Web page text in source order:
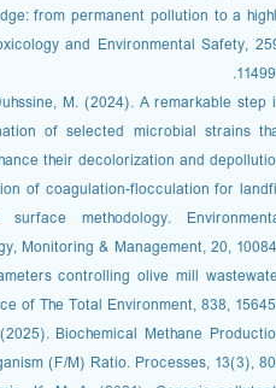
from permanent pollution to a
and Environmental Safety,
M. (2024). A remarkable step
of selected microbial strains
their decolorization and
of coagulation-flocculation for
methodology.
Monitoring & Management, 20,
controlling olive mill
of The Total Environment, 838,
Biochemical Methane
(F/M) Ratio. Processes, 13(3),